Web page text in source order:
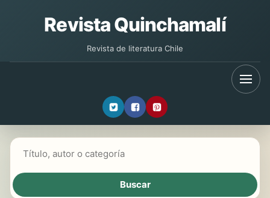
Revista Quinchamalí
Revista de literatura Chile